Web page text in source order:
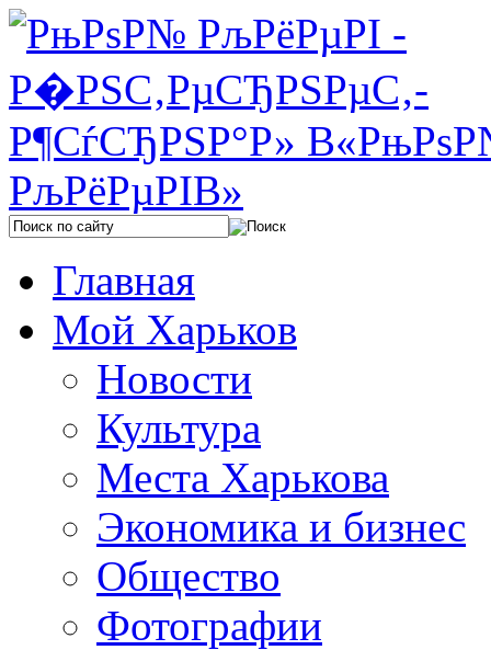
Главная
Мой Харьков
Новости
Культура
Места Харькова
Экономика и бизнес
Общество
Фотографии